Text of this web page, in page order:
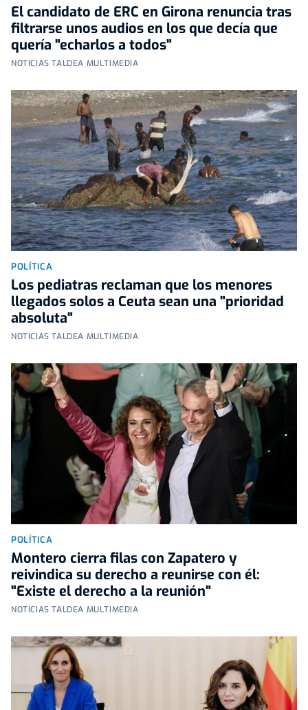
El candidato de ERC en Girona renuncia tras
filtrarse unos audios en los que decía que
quería "echarlos a todos"
NOTICIAS TALDEA MULTIMEDIA
POLÍTICA
Los pediatras reclaman que los menores
llegados solos a Ceuta sean una "prioridad
absoluta"
NOTICIAS TALDEA MULTIMEDIA
POLÍTICA
Montero cierra filas con Zapatero y
reivindica su derecho a reunirse con él:
"Existe el derecho a la reunión"
NOTICIAS TALDEA MULTIMEDIA